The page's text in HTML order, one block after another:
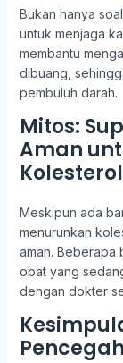
Bukan hanya
untuk menjaga
membantu
dibuang,
pembuluh darah.
Mitos:
Aman
Kolesterol
Meskipun ada
menurunkan
aman. Beberapa
obat yang
dengan dokter